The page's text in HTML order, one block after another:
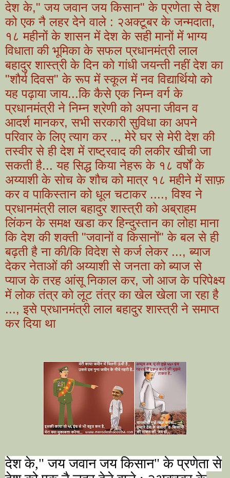
देश के," जय जवान जय किसान" के प्रणेता से देश
को एक नै लहर देने वाले : २अक्टूबर के जन्मदाता,
१८ महीनों के शासन में देश के सही मानों में भाग्य
विधाता की भूमिका के सफल प्रधानमंत्री लाल
बहादुर शास्त्री के दिन को गांधी जयन्ती नहीं देश का
"शौर्य दिवस" के रूप में स्कूल में नव विद्यार्थियो को
यह पढ़ाया जाय...कि कैसे एक निम्न वर्ग के
प्रधानमंत्री ने निम्न श्रेणी को अपना जीवन व
आदर्श मानकर, सभी सरकारी सुविधा का अपने
परिवार के लिए त्याग कर .., मेरे घर से मेरी देश की
तस्वीर से ही देश में राष्ट्रवाद की लकीर खीची जा
सकती है... यह सिद्ध किया नेहरू के १८ वर्षों के
अय्याशी के सोच के शौच को मात्र १८ महीने में साफ़
कर व पाकिस्तान को धूल चटाकर ...., विश्व ने
प्रधानमंत्री लाल बहादुर शास्त्री को अब्राहम
लिंकन के समक्ष खडा कर हिन्दुस्तान का लोहा माना
कि देश की शक्ती "जवानों व किसानों" के बल से ही
बढ़ती है ना की/कि विदेश से कर्ज लेकर ..., ब्याज
देकर नेताओं की अय्याशी से जनता को ब्याज से
प्याज के तरह आंसू निकाल कर, जो आज के परिपेक्ष्य
में लोक तंत्र को लूट तंत्र का खेल खेला जा रहा है
..., इसे प्रधानमंत्री लाल बहादुर शास्त्री ने समाप्त
कर दिया था
देश के,"जय जवान जय किसान" के प्रणेता से